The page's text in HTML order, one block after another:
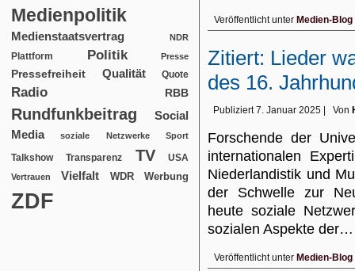
Medienpolitik
Medienstaatsvertrag NDR
Plattform Politik Presse
Pressefreiheit Qualität Quote
Radio RBB
Rundfunkbeitrag
Social
Media
soziale Netzwerke Sport
Talkshow Transparenz TV USA
Vertrauen Vielfalt WDR Werbung
ZDF
Veröffentlicht unter Medien-Blog
Zitiert: Lieder
des 16.
Publiziert 7. Januar 2025 Von
Forschende der
internationalen
Niederlandistik und
der Schwelle zur
heute soziale
sozialen Aspekte
Veröffentlicht unter Medien-Blog